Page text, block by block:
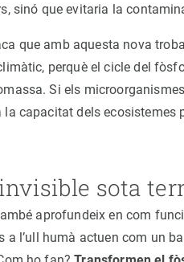
sinó que evitaria la
que amb aquesta nova
perquè el cicle del
Si els
la capacitat dels ecosistemes
sota
aprofundeix en com
a l’ull humà actuen com un